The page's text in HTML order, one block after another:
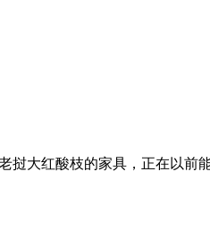
红酸枝的家具，正在以前